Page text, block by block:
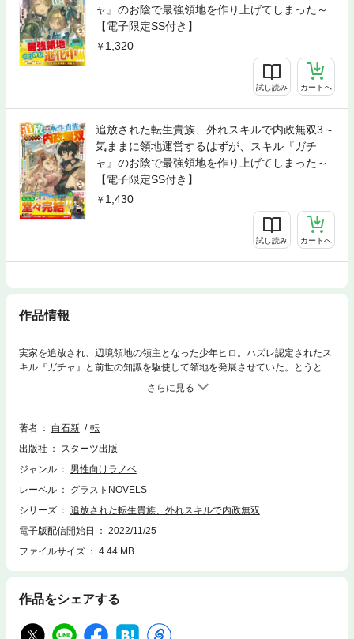
ャ』のお陰で最強領地を作り上げてしまった～
【電子限定SS付き】
1,320
試し読み カートへ
追放された転生貴族、外れスキルで内政無双3～
気ままに領地運営するはずが、スキル『ガチ
ャ』のお陰で最強領地を作り上げてしまった～
【電子限定SS付き】
1,430
試し読み カートへ
作品情報
実家を追放され、辺境領地の領主となった少年ヒロ。ハズレ認定されたス
キル『ガチャ』と前世の知識を駆使して領地を発展させていた。とうとう
国として独立することになったヒロの領地には彼を慕う大量の住民たちが
やってくるが、バフのお陰で衣食住には困らず、人手が増えたことで逆に
拡大していく。一方、失脚した父親のせいで故郷が苦しんでいると聞きヒ
ロは支援に乗り出すが、父親の跡を継いだ双子の弟・マリソンからはヒロ
古代龍や吸血鬼など最強の仲間たちが散り散りとなり、ヒロは過去最大の
危機を迎える。そんな時、『レジェンド確定ガチャを発動しますか？』と
るとんでも内政無双、ここに堂々完結!!
著者 白石新
転
出版社
スターツ出版
ジャンル
男性向けラノベ
レーベル
グラストNOVELS
シリーズ
追放された転生貴族、外れスキルで内政無双
電子版配信開始日
2022/11/25
ファイルサイズ
4.44 MB
作品をシェアする